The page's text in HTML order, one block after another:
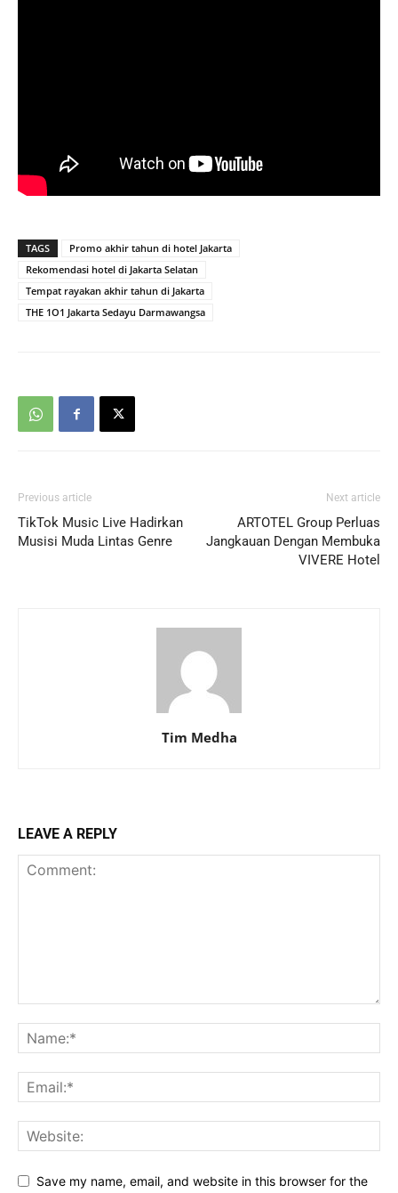
TAGS
Promo akhir tahun di hotel Jakarta
Rekomendasi hotel di Jakarta Selatan
Tempat rayakan akhir tahun di Jakarta
THE 1O1 Jakarta Sedayu Darmawangsa
Previous article
TikTok Music Live Hadirkan
Musisi Muda Lintas Genre
Next article
ARTOTEL Group Perluas
Jangkauan Dengan Membuka
VIVERE Hotel
Tim Medha
LEAVE A REPLY
Save my name, email, and website in this browser for the